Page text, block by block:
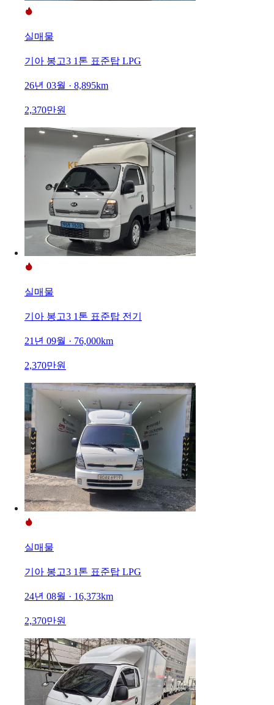
실매물
기아 봉고3 1톤 표준탑 LPG
26년 03월 · 8,895km
2,370만원
실매물
기아 봉고3 1톤 표준탑 전기
21년 09월 · 76,000km
2,370만원
실매물
기아 봉고3 1톤 표준탑 LPG
24년 08월 · 16,373km
2,370만원